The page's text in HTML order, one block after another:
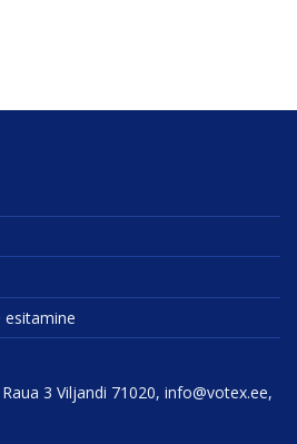
esitamine
3 Viljandi 71020, info@votex.ee,